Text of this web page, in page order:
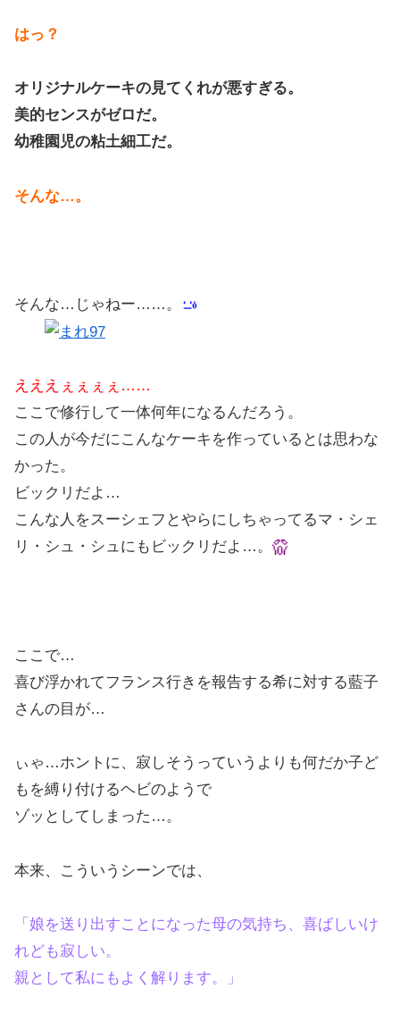
はっ？
オリジナルケーキの見てくれが悪すぎる。
美的センスがゼロだ。
幼稚園児の粘土細工だ。
そんな…。
そんな…じゃねー……。
えええぇぇぇぇ……
ここで修行して一体何年になるんだろう。
この人が今だにこんなケーキを作っているとは思わな
かった。
ビックリだよ…
こんな人をスーシェフとやらにしちゃってるマ・シェ
リ・シュ・シュにもビックリだよ…。
ここで…
喜び浮かれてフランス行きを報告する希に対する藍子
さんの目が…
ぃゃ…ホントに、寂しそうっていうよりも何だか子ど
もを縛り付けるヘビのようで
ゾッとしてしまった…。
本来、こういうシーンでは、
「娘を送り出すことになった母の気持ち、喜ばしいけ
れども寂しい。
親として私にもよく解ります。」